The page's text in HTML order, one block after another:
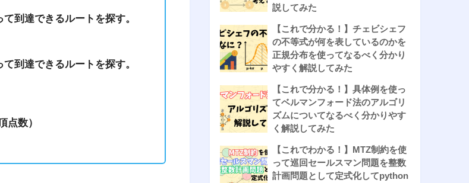
到達できるルートを探す。
到達できるルートを探す。
点数）
説してみた
【これで分かる！】チェビシェフ
の不等式が何を表しているのかを
正規分布を使ってなるべく分かり
やすく解説してみた
【これで分かる！】具体例を使っ
てベルマンフォード法のアルゴリ
ズムについてなるべく分かりやす
く解説してみた
【これでわかる！】MTZ制約を使
って巡回セールスマン問題を整数
計画問題として定式化してpython